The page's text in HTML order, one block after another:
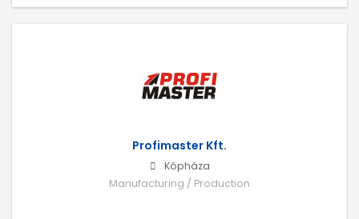
Profimaster Kft.
Kópháza
Manufacturing / Production